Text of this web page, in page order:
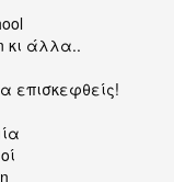
κι άλλα..
επισκεφθείς!